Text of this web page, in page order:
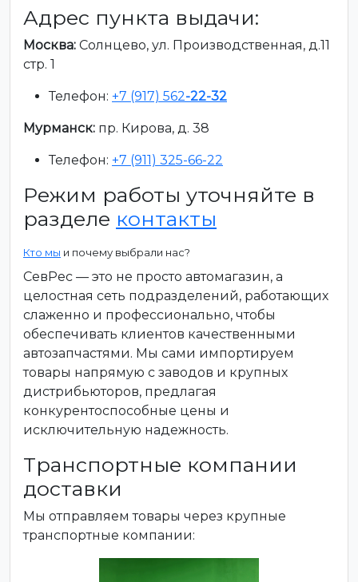
Адрес пункта выдачи:
Москва: Солнцево, ул. Производственная, д.11
стр. 1
Телефон: +7 (917) 562-22-32
Мурманск: пр. Кирова, д. 38
Телефон: +7 (911) 325-66-22
Режим работы уточняйте в
разделе контакты
Кто мы и почему выбрали нас?
СевРес — это не просто автомагазин, а
целостная сеть подразделений, работающих
слаженно и профессионально, чтобы
обеспечивать клиентов качественными
автозапчастями. Мы сами импортируем
товары напрямую с заводов и крупных
дистрибьюторов, предлагая
конкурентоспособные цены и
исключительную надежность.
Транспортные компании
доставки
Мы отправляем товары через крупные
транспортные компании: